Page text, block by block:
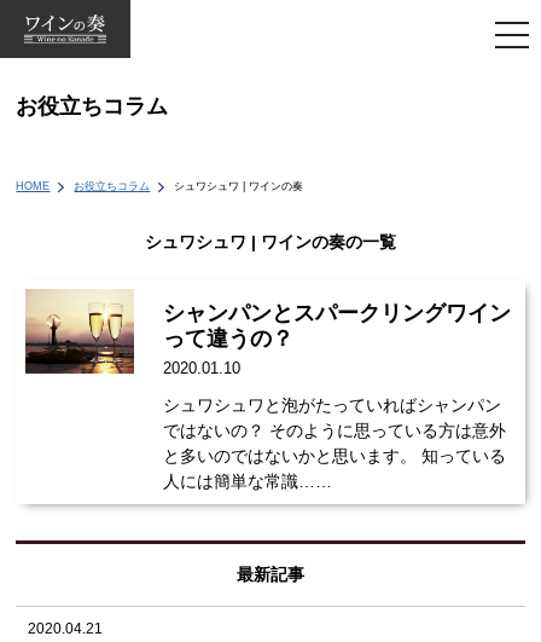
お役立ちコラム
HOME お役立ちコラム シュワシュワ | ワインの奏
シュワシュワ | ワインの奏の一覧
シャンパンとスパークリングワイン
って違うの？
2020.01.10
シュワシュワと泡がたっていればシャンパン
ではないの？ そのように思っている方は意外
と多いのではないかと思います。 知っている
人には簡単な常識……
最新記事
2020.04.21